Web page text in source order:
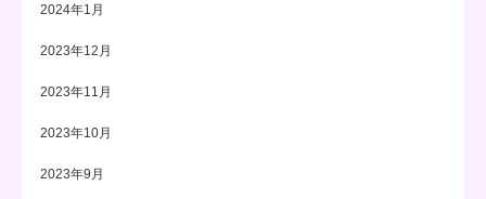
2024年1月
2023年12月
2023年11月
2023年10月
2023年9月